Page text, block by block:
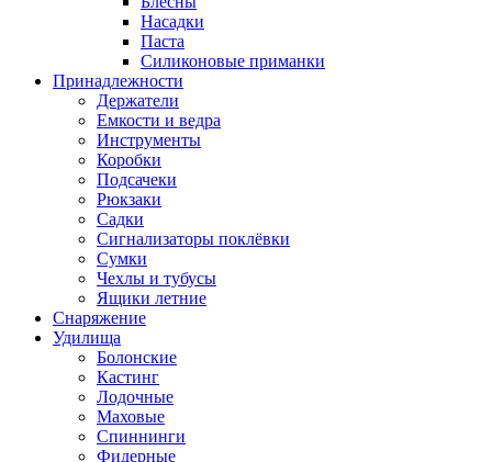
Насадки
Паста
Силиконовые приманки
Принадлежности
Держатели
Емкости и ведра
Инструменты
Коробки
Подсачеки
Рюкзаки
Садки
Сигнализаторы поклёвки
Сумки
Чехлы и тубусы
Ящики летние
Снаряжение
Удилища
Болонские
Кастинг
Лодочные
Маховые
Спиннинги
Фидерные